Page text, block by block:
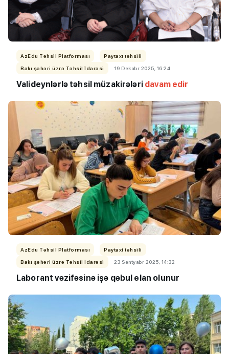
AzEdu Təhsil Platforması
Paytaxt təhsili
Bakı şəhəri üzrə Təhsil İdarəsi
19 Dekabr 2025, 16:24
Valideynlərlə təhsil müzakirələri davam edir
AzEdu Təhsil Platforması
Paytaxt təhsili
Bakı şəhəri üzrə Təhsil İdarəsi
23 Sentyabr 2025, 14:32
Laborant vəzifəsinə işə qəbul elan olunur